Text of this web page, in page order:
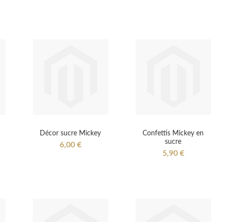
Décor sucre Mickey
6,00 €
Confettis Mickey en
sucre
5,90 €